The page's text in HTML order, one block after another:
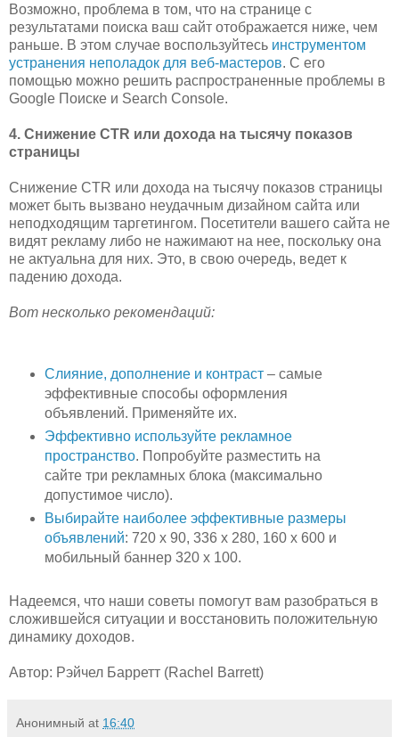
Возможно, проблема в том, что на странице с
результатами поиска ваш сайт отображается ниже, чем
раньше. В этом случае воспользуйтесь инструментом
устранения неполадок для веб-мастеров. С его
помощью можно решить распространенные проблемы в
Google Поиске и Search Console.
4. Снижение CTR или дохода на тысячу показов
страницы
Снижение CTR или дохода на тысячу показов страницы
может быть вызвано неудачным дизайном сайта или
неподходящим таргетингом. Посетители вашего сайта не
видят рекламу либо не нажимают на нее, поскольку она
не актуальна для них. Это, в свою очередь, ведет к
падению дохода.
Вот несколько рекомендаций:
Слияние, дополнение и контраст– самые
эффективные способы оформления
объявлений. Применяйте их.
Эффективно используйте рекламное
пространство. Попробуйте разместить на
сайте три рекламных блока (максимально
допустимое число).
Выбирайте наиболее эффективные размеры
объявлений: 720 x 90, 336 x 280, 160 x 600 и
мобильный баннер 320 x 100.
Надеемся, что наши советы помогут вам разобраться в
сложившейся ситуации и восстановить положительную
динамику доходов.
Автор: Рэйчел Барретт (Rachel Barrett)
Анонимный at 16:40